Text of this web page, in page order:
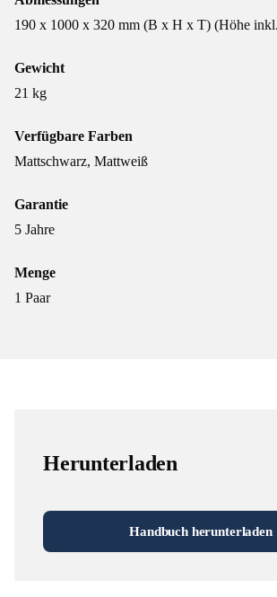
190 x 1000 x 320 mm (B x H x T) (Höhe
Gewicht
21 kg
Verfügbare Farben
Mattschwarz, Mattweiß
Garantie
5 Jahre
Menge
1 Paar
Herunterladen
Handbuch herunterladen